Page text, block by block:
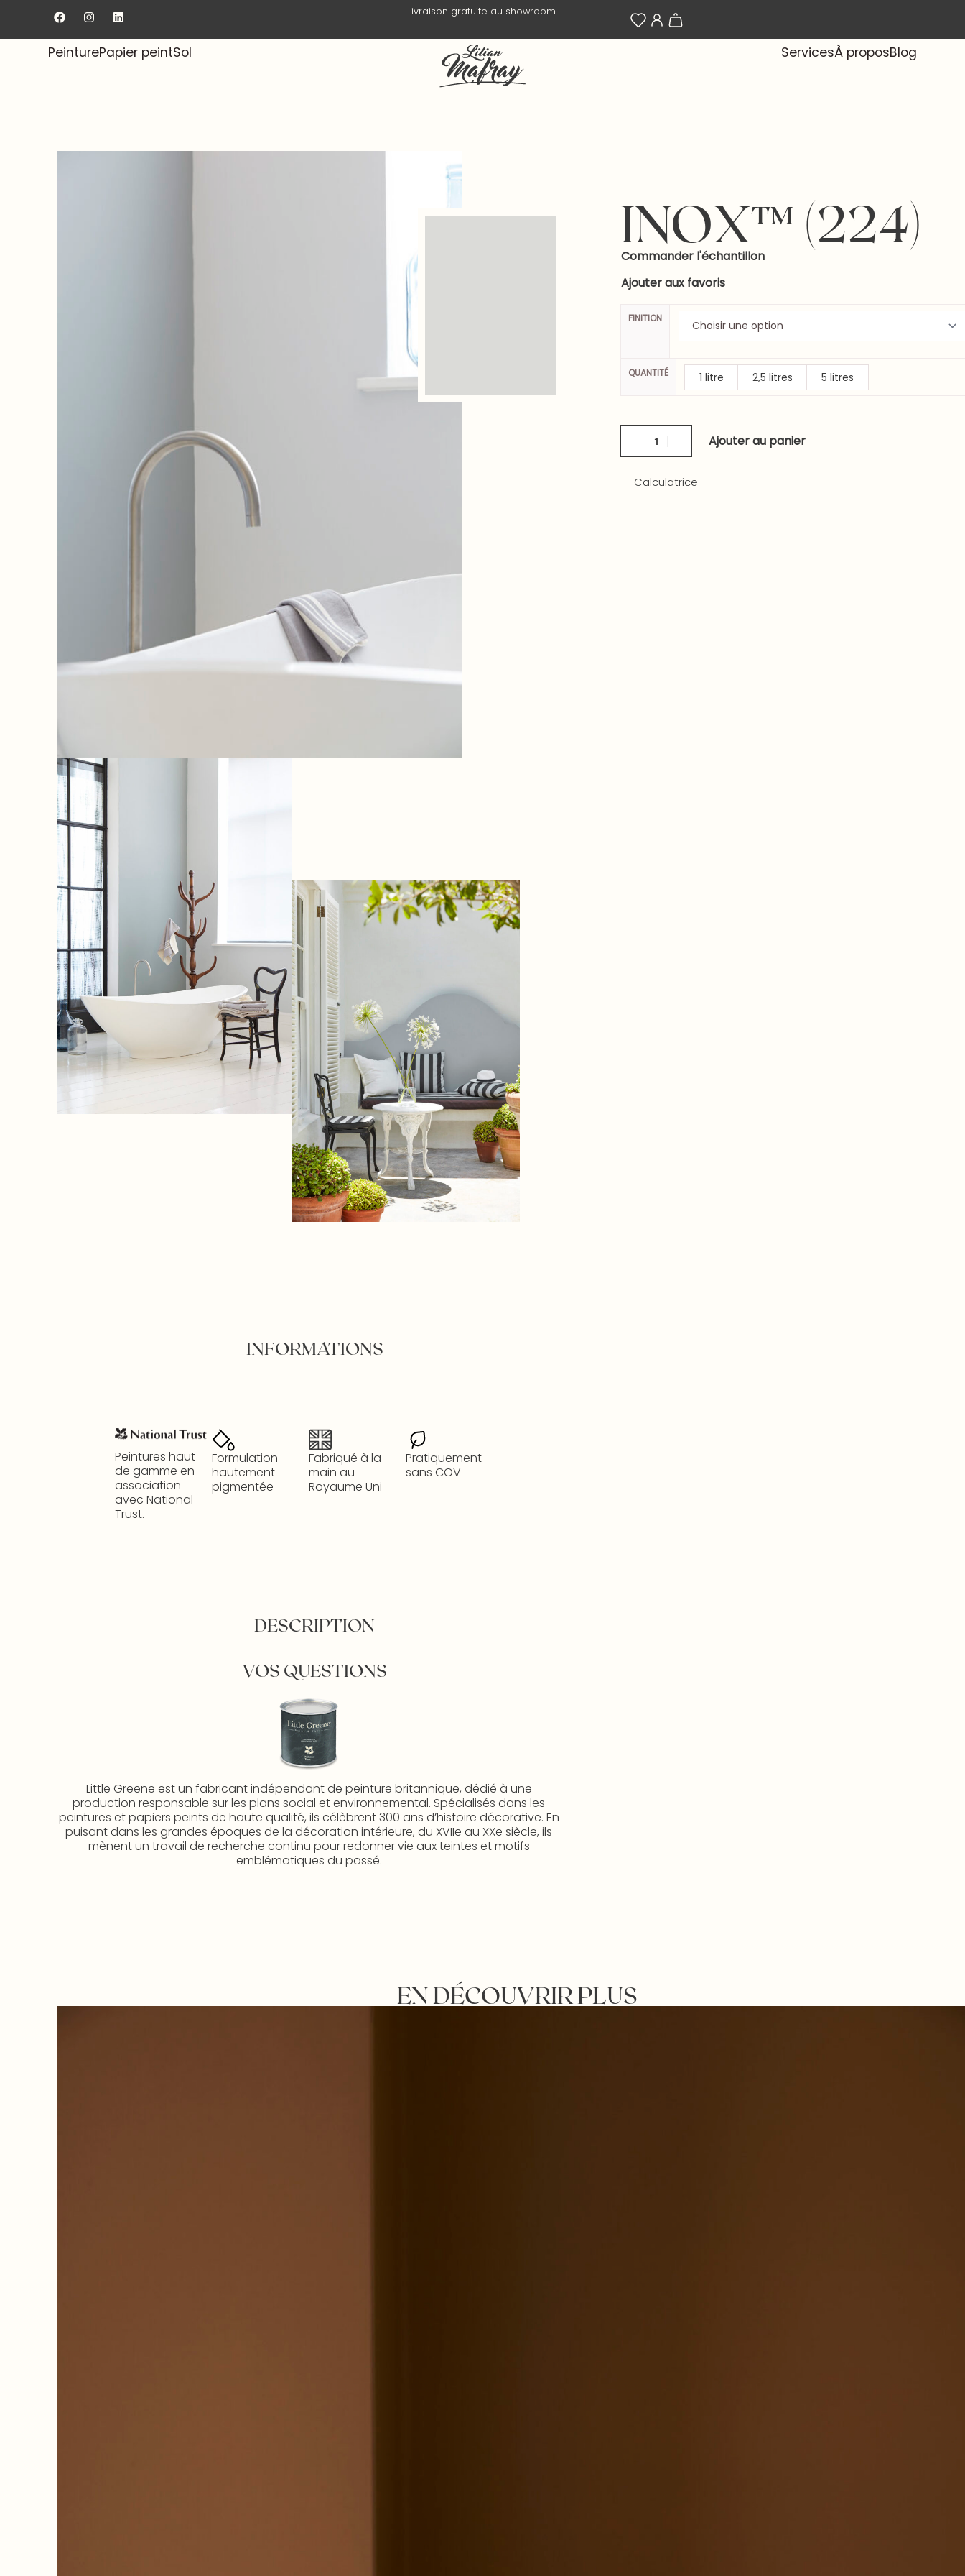
Livraison gratuite au showroom. Livraison en 3 jours ouvrés.
PeinturePapier peintSol ServicesÀ proposBlog
INOX™ (224)
Commander l'échantillon
Ajouter aux favoris
FINITION
QUANTITÉ 1 litre 2,5 litres 5 litres
Ajouter au panier
Calculatrice
INFORMATIONS
Peintures haut
de gamme en
association
avec National
Trust.
Formulation
hautement
pigmentée
Fabriqué à la
main au
Royaume Uni
Pratiquement
sans COV
DESCRIPTION
VOS QUESTIONS
Little Greene est un fabricant indépendant de peinture britannique, dédié à une
production responsable sur les plans social et environnemental. Spécialisés dans les
peintures et papiers peints de haute qualité, ils célèbrent 300 ans d’histoire décorative. En
puisant dans les grandes époques de la décoration intérieure, du XVIIe au XXe siècle, ils
mènent un travail de recherche continu pour redonner vie aux teintes et motifs
emblématiques du passé.
EN DÉCOUVRIR PLUS